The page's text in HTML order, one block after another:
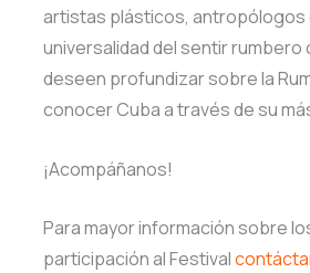
artistas plásticos, antropólogos
universalidad del sentir rumbero
deseen profundizar sobre la
conocer Cuba a través de su
¡Acompáñanos!
Para mayor información sobre
participación al Festival